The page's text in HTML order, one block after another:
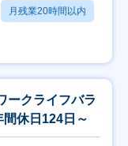
月残業20時間以内
ークライフバラ
休日124日～